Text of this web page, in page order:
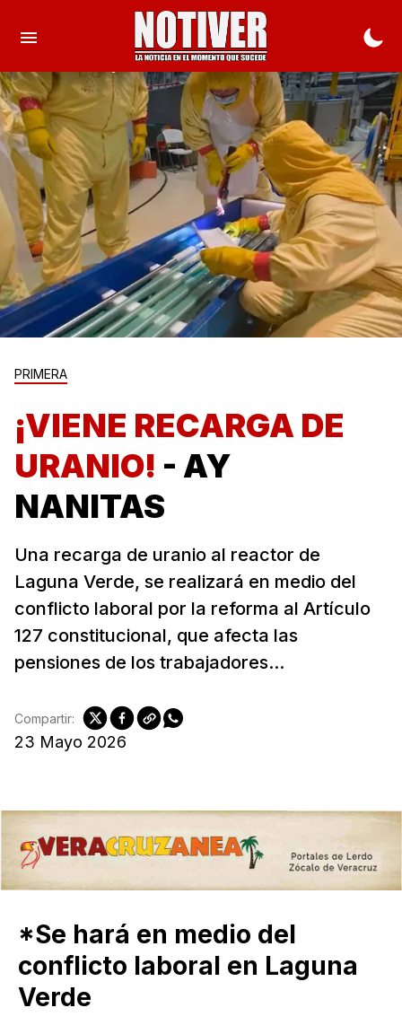
PRIMERA
¡VIENE RECARGA DE
URANIO! - AY
NANITAS
Una recarga de uranio al reactor de
Laguna Verde, se realizará en medio del
conflicto laboral por la reforma al Artículo
127 constitucional, que afecta las
pensiones de los trabajadores...
23 Mayo 2026
Compartir:
*Se hará en medio del
conflicto laboral en Laguna
Verde